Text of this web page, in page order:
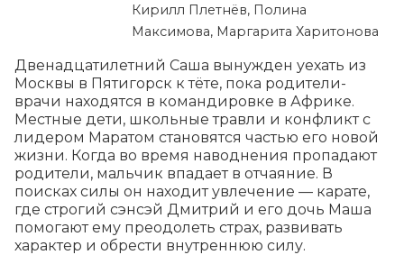
Кирилл Плетнёв, Полина
Максимова, Маргарита Харитонова
Двенадцатилетний Саша вынужден уехать из
Москвы в Пятигорск к тёте, пока родители-
врачи находятся в командировке в Африке.
Местные дети, школьные травли и конфликт с
лидером Маратом становятся частью его новой
жизни. Когда во время наводнения пропадают
родители, мальчик впадает в отчаяние. В
поисках силы он находит увлечение — карате,
где строгий сэнсэй Дмитрий и его дочь Маша
помогают ему преодолеть страх, развивать
характер и обрести внутреннюю силу.